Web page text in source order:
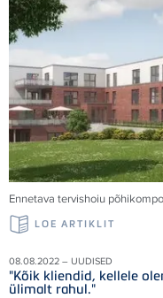
Ennetava tervishoiu
LOE ARTIKLIT
08.08.2022 – UUDISED
"Kõik kliendid, kellele
ülimalt rahul."